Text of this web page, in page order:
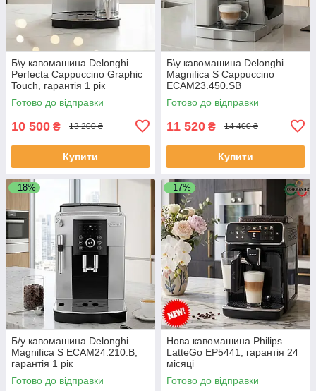
Б\у кавомашина Delonghi
Perfecta Cappuccino Graphic
Touch, гарантія 1 рік
Готово до відправки
10 500 ₴ 13 200 ₴
Купити
Б\у кавомашина Delonghi
Magnifica S Cappuccino
ECAM23.450.SB
Готово до відправки
11 520 ₴ 14 400 ₴
Купити
–18%
Б/у кавомашина Delonghi
Magnifica S ECAM24.210.B,
гарантія 1 рік
Готово до відправки
–17%
Нова кавомашина Philips
LatteGo EP5441, гарантія 24
місяці
Готово до відправки